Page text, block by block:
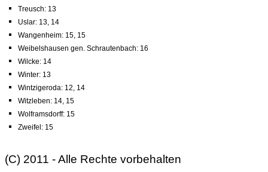
Treusch: 13
Uslar: 13, 14
Wangenheim: 15, 15
Weibelshausen gen. Schrautenbach: 16
Wilcke: 14
Winter: 13
Wintzigeroda: 12, 14
Witzleben: 14, 15
Wolframsdorff: 15
Zweifel: 15
(C) 2011 - Alle Rechte vorbehalten